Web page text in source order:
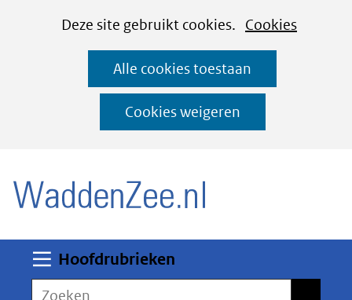
CookiesDeze site gebruikt cookies. Cookies
deze
worden
toegestaan
Alle cookies toestaan
Cookies weigeren
Ga
naar
de
inhoud
Hoofdrubrieken
Zoeken